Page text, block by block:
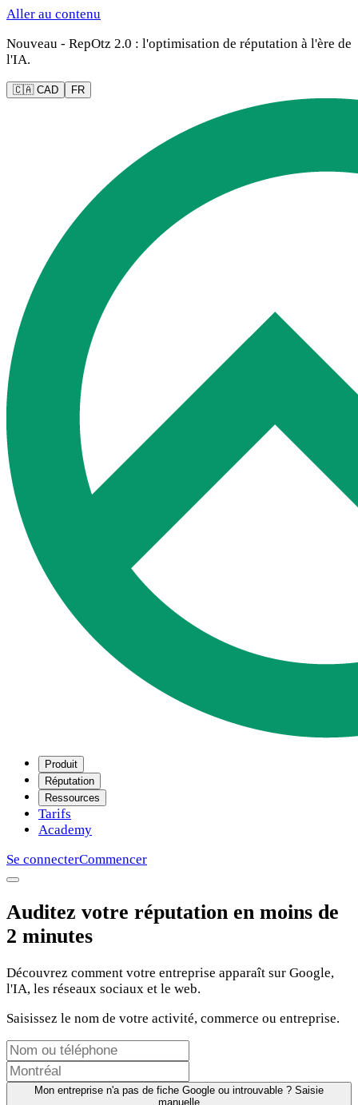
Aller au contenu
Nouveau - RepOtz 2.0 : l'optimisation de réputation à l'ère de
l'IA.
🇨🇦 CAD FR
Produit
Réputation
Ressources
Tarifs
Academy
Se connecterCommencer
Auditez votre réputation en moins de
2 minutes
Découvrez comment votre entreprise apparaît sur Google,
l'IA, les réseaux sociaux et le web.
Saisissez le nom de votre activité, commerce ou entreprise.
Mon entreprise n'a pas de fiche Google ou introuvable ? Saisie
manuelle